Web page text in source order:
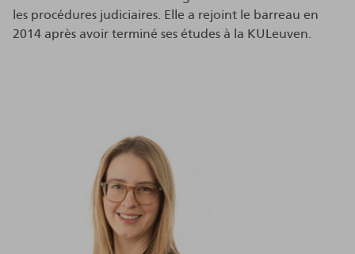
les procédures judiciaires. Elle a rejoint le barreau en
2014 après avoir terminé ses études à la KULeuven.